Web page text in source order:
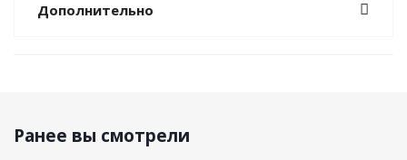
Дополнительно
Ранее вы смотрели